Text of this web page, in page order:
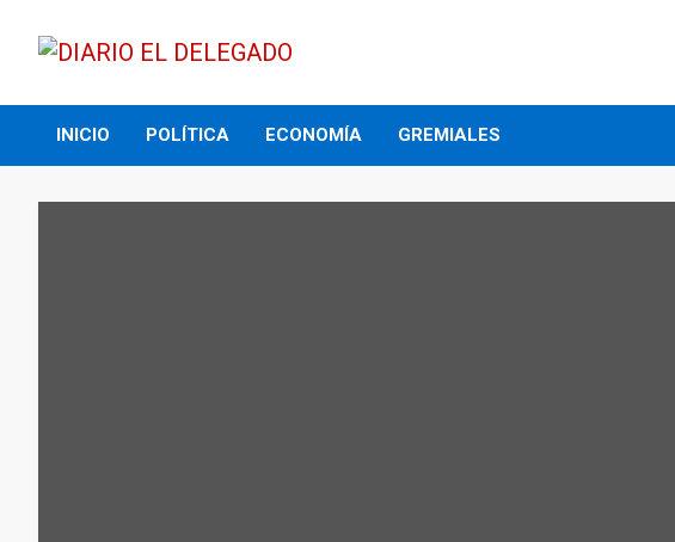
content
DIARIO EL DELEGADO
INICIO POLÍTICA ECONOMÍA GREMIALES